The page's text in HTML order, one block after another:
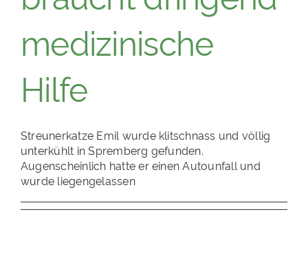
medizinische
Hilfe
Streunerkatze Emil wurde klitschnass und völlig
unterkühlt in Spremberg gefunden.
Augenscheinlich hatte er einen Autounfall und
wurde liegengelassen